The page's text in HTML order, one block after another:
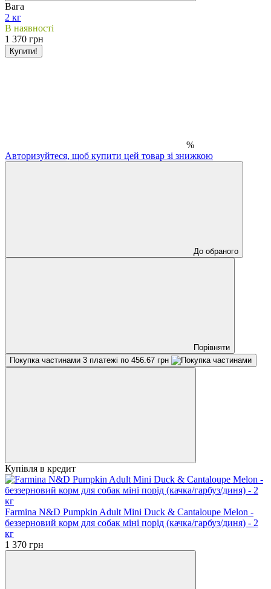
Вага
2 кг
В наявності
1 370 грн
Купити!
%
Авторизуйтеся, щоб купити цей товар зі знижкою
До обраного
Порівняти
Покупка частинами 3 платежі по 456.67 грн
Купівля в кредит
Farmina N&D Pumpkin Adult Mini Duck & Cantaloupe Melon -
беззерновий корм для собак міні порід (качка/гарбуз/диня) - 2
кг
1 370 грн